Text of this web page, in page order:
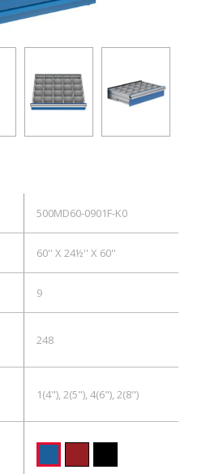
500MD60-0901F-K0
60'' X 24½'' X 60''
9
248
1(4"), 2(5"), 4(6"), 2(8")